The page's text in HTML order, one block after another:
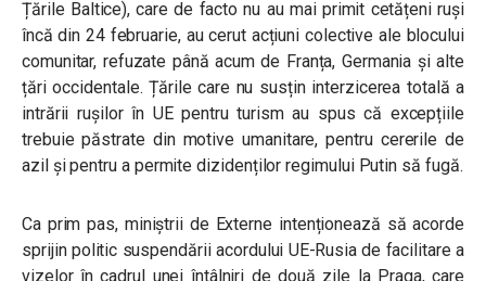
Țările Baltice), care de facto nu au mai primit cetățeni ruși
încă din 24 februarie, au cerut acțiuni colective ale blocului
comunitar, refuzate până acum de Franța, Germania și alte
țări occidentale. Țările care nu susțin interzicerea totală a
intrării rușilor în UE pentru turism au spus că excepțiile
trebuie păstrate din motive umanitare, pentru cererile de
azil și pentru a permite dizidenților regimului Putin să fugă.
Ca prim pas, miniștrii de Externe intenționează să acorde
sprijin politic suspendării acordului UE-Rusia de facilitare a
vizelor în cadrul unei întâlniri de două zile la Praga, care